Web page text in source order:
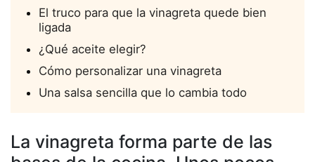
El truco para que la vinagreta quede bien
ligada
¿Qué aceite elegir?
Cómo personalizar una vinagreta
Una salsa sencilla que lo cambia todo
La vinagreta forma parte de las